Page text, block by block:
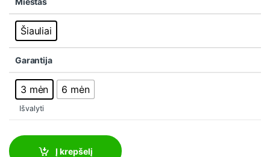
Šiauliai
Garantija
3 mėn 6 mėn
Išvalyti
Į krepšelį